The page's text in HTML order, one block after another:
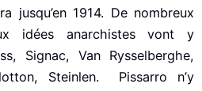
jusqu’en 1914. De nombreux
idées anarchistes vont y
Signac, Van Rysselberghe,
Steinlen. Pissarro n’y